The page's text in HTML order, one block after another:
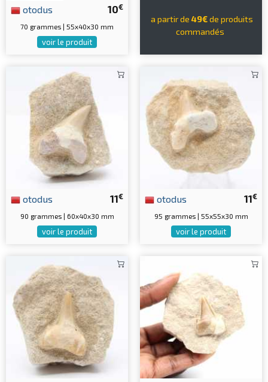
10€
otodus
70 grammes | 55x40x30 mm
voir le produit
a partir de 49€de produits
commandés
11€
otodus
90 grammes | 60x40x30 mm
voir le produit
11€
otodus
95 grammes | 55x55x30 mm
voir le produit